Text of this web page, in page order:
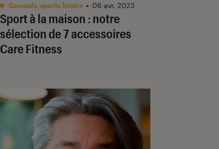
Sport à la maison : notre
sélection de 7 accessoires
Care Fitness
Conseils sports loisirs • 06 avr. 2023